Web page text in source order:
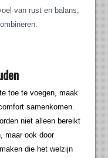
van rust en balans,
toe te voegen, maak
samenkomen.
niet alleen bereikt
maar ook door
die het welzijn